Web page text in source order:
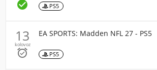
 PS5
13
kolovoz

EA SPORTS: Madden NFL 27 - PS5
PS5